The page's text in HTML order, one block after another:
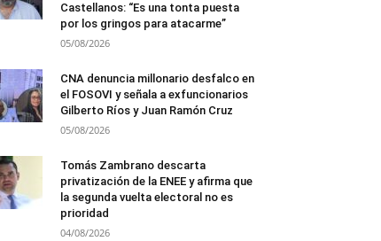
Castellanos: “Es una tonta puesta
por los gringos para atacarme”
05/08/2026
CNA denuncia millonario desfalco en
el FOSOVI y señala a exfuncionarios
Gilberto Ríos y Juan Ramón Cruz
05/08/2026
Tomás Zambrano descarta
privatización de la ENEE y afirma que
la segunda vuelta electoral no es
prioridad
04/08/2026